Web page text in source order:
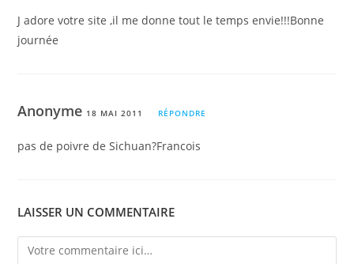
J adore votre site ,il me donne tout le temps envie!!!Bonne
journée
Anonyme 18 MAI 2011 RÉPONDRE
pas de poivre de Sichuan?Francois
LAISSER UN COMMENTAIRE
Comment